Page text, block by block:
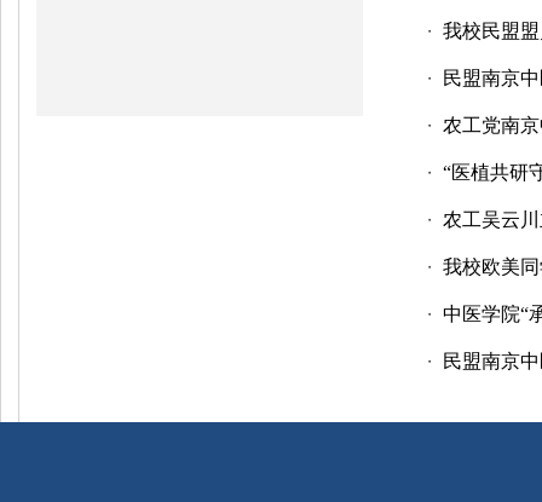
・ 我校民盟
・ 民盟南京
・ 农工党南
・ “医植共研
・ 农工吴云
・ 我校欧美
・ 中医学院“
・ 民盟南京